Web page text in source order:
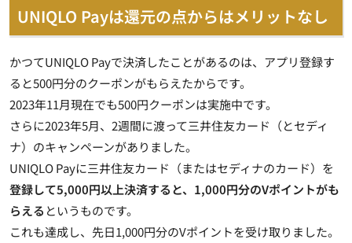
UNIQLO Payは還元の点からはメリットなし
かつてUNIQLO Payで決済したことがあるのは、アプリ登録す
ると500円分のクーポンがもらえたからです。
2023年11月現在でも500円クーポンは実施中です。
さらに2023年5月、2週間に渡って三井住友カード（とセディ
ナ）のキャンペーンがありました。
UNIQLO Payに三井住友カード（またはセディナのカード）を
登録して5,000円以上決済すると、1,000円分のVポイントがも
らえる というものです。
これも達成し、先日1,000円分のVポイントを受け取りました。